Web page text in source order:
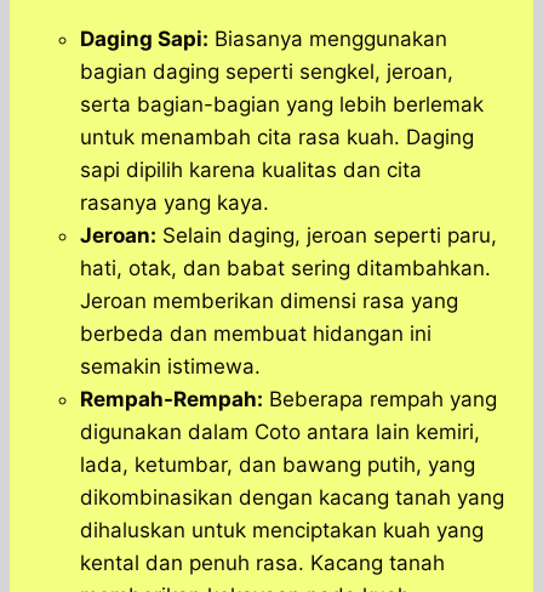
Daging Sapi: Biasanya menggunakan
bagian daging seperti sengkel, jeroan,
serta bagian-bagian yang lebih berlemak
untuk menambah cita rasa kuah. Daging
sapi dipilih karena kualitas dan cita
rasanya yang kaya.
Jeroan: Selain daging, jeroan seperti paru,
hati, otak, dan babat sering ditambahkan.
Jeroan memberikan dimensi rasa yang
berbeda dan membuat hidangan ini
semakin istimewa.
Rempah-Rempah: Beberapa rempah yang
digunakan dalam Coto antara lain kemiri,
lada, ketumbar, dan bawang putih, yang
dikombinasikan dengan kacang tanah yang
dihaluskan untuk menciptakan kuah yang
kental dan penuh rasa. Kacang tanah